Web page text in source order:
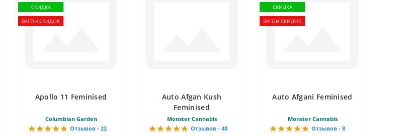
СКИДКА
ВАГОН СКИДОК
Apollo 11 Feminised
Columbian Garden
Отзывов - 22
Auto Afgan Kush
Feminised
Monster Cannabis
Отзывов - 40
СКИДКА
ВАГОН СКИДОК
Auto Afgani Feminised
Monster Cannabis
Отзывов - 8